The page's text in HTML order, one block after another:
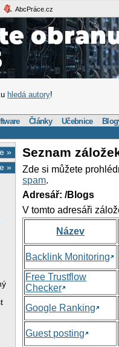
AbcPráce.cz
hledá autory!
Články Učebnice
»
»
Seznam
Zde si můžete
spam.
Adresář: /Blogs
V tomto adresáři
Název
Backlink Monitoring
Free Trustflow
Checker
Google Ranking
Guest posting